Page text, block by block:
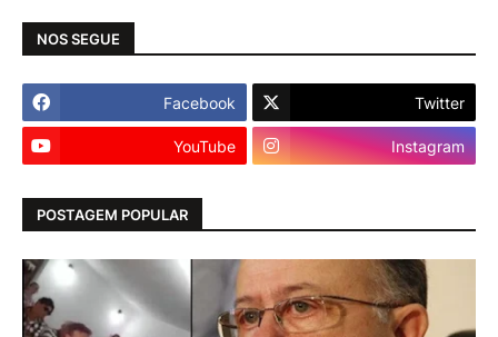
NOS SEGUE
Facebook Twitter
YouTube Instagram
POSTAGEM POPULAR